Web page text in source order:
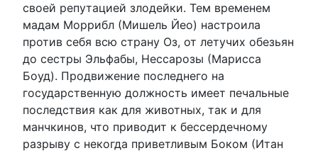
своей репутацией злодейки. Тем временем
мадам Моррибл (Мишель Йео) настроила
против себя всю страну Оз, от летучих обезьян
до сестры Эльфабы, Нессарозы (Марисса
Боуд). Продвижение последнего на
государственную должность имеет печальные
последствия как для животных, так и для
манчкинов, что приводит к бессердечному
разрыву с некогда приветливым Боком (Итан